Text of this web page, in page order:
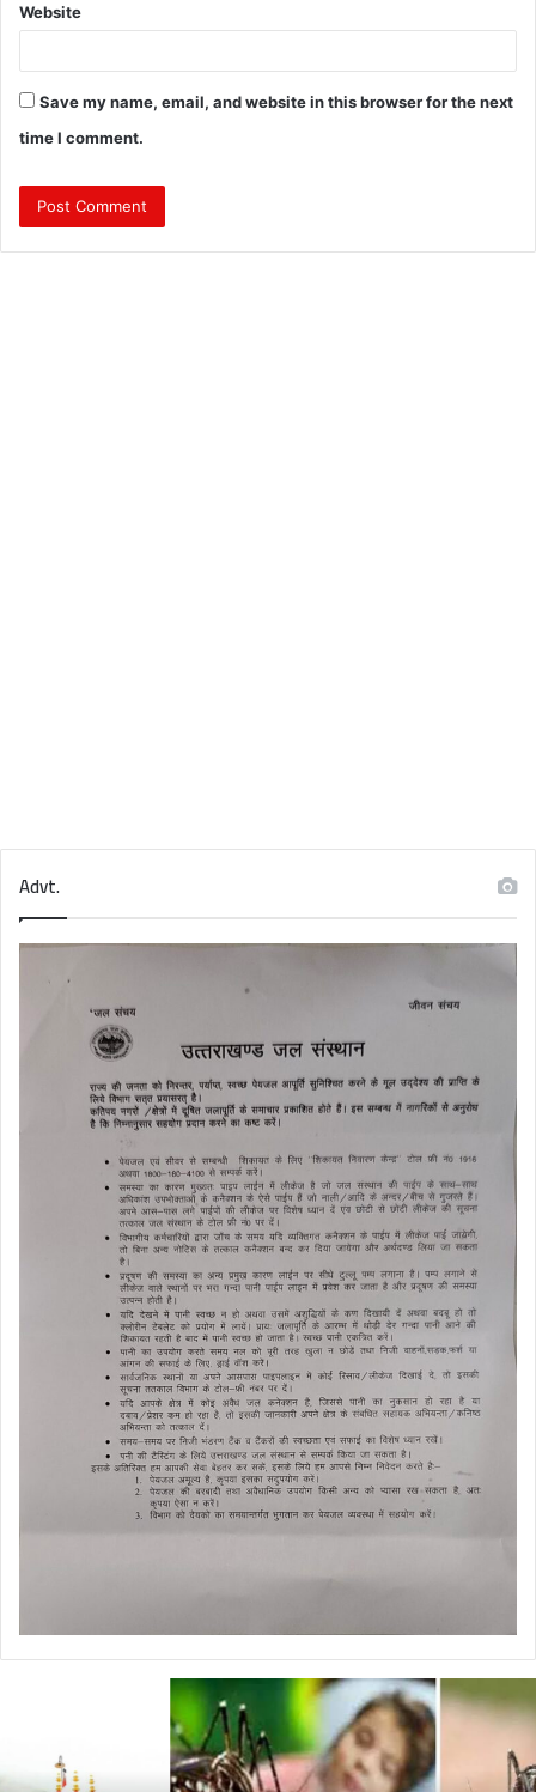
Website
Save my name, email, and website in this browser for the next
time I comment.
Advt.